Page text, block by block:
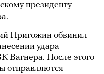
президенту
Пригожин обвинил
удара
Вагнера. После этого
отправляются